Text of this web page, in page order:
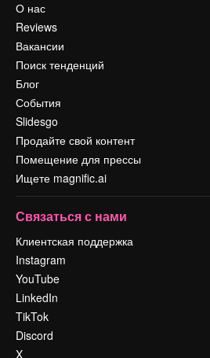
О нас
Reviews
Вакансии
Поиск тенденций
Блог
События
Slidesgo
Продайте свой контент
Помещение для прессы
Ищете magnific.ai
Связаться с нами
Клиентская поддержка
Instagram
YouTube
LinkedIn
TikTok
Discord
X